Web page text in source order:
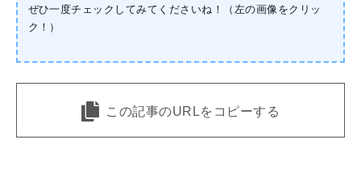
ぜひ一度チェックしてみてくださいね！（左の画像をクリッ
ク！）
この記事のURLをコピーする